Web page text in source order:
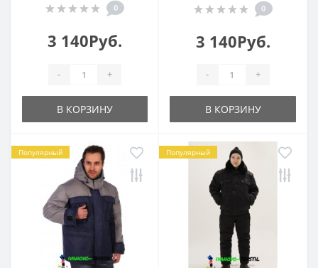
0
3 140Руб.
- +
В КОРЗИНУ
0
3 140Руб.
- +
В КОРЗИНУ
Популярный Популярный